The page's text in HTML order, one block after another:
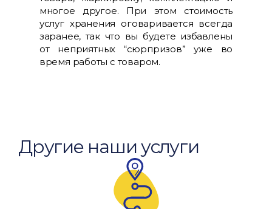
многое другое. При этом стоимость
услуг хранения оговаривается всегда
заранее, так что вы будете избавлены
от неприятных “сюрпризов” уже во
время работы с товаром.
Другие наши услуги